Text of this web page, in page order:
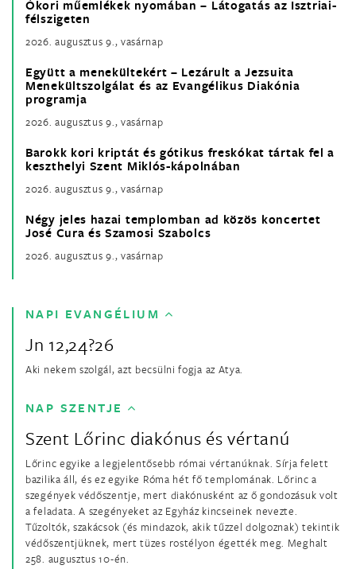
Ókori műemlékek nyomában – Látogatás az Isztriai-
félszigeten
2026. augusztus 9., vasárnap
Együtt a menekültekért – Lezárult a Jezsuita
Menekültszolgálat és az Evangélikus Diakónia
programja
2026. augusztus 9., vasárnap
Barokk kori kriptát és gótikus freskókat tártak fel a
keszthelyi Szent Miklós-kápolnában
2026. augusztus 9., vasárnap
Négy jeles hazai templomban ad közös koncertet
José Cura és Szamosi Szabolcs
2026. augusztus 9., vasárnap
NAPI EVANGÉLIUM
Jn 12,24?26
Aki nekem szolgál, azt becsülni fogja az Atya.
NAP SZENTJE
Szent Lőrinc diakónus és vértanú
Lőrinc egyike a legjelentősebb római vértanúknak. Sírja felett
bazilika áll, és ez egyike Róma hét fő templomának. Lőrinc a
szegények védőszentje, mert diakónusként az ő gondozásuk volt
a feladata. A szegényeket az Egyház kincseinek nevezte.
Tűzoltók, szakácsok (és mindazok, akik tűzzel dolgoznak) tekintik
védőszentjüknek, mert tüzes rostélyon égették meg. Meghalt
258. augusztus 10-én.